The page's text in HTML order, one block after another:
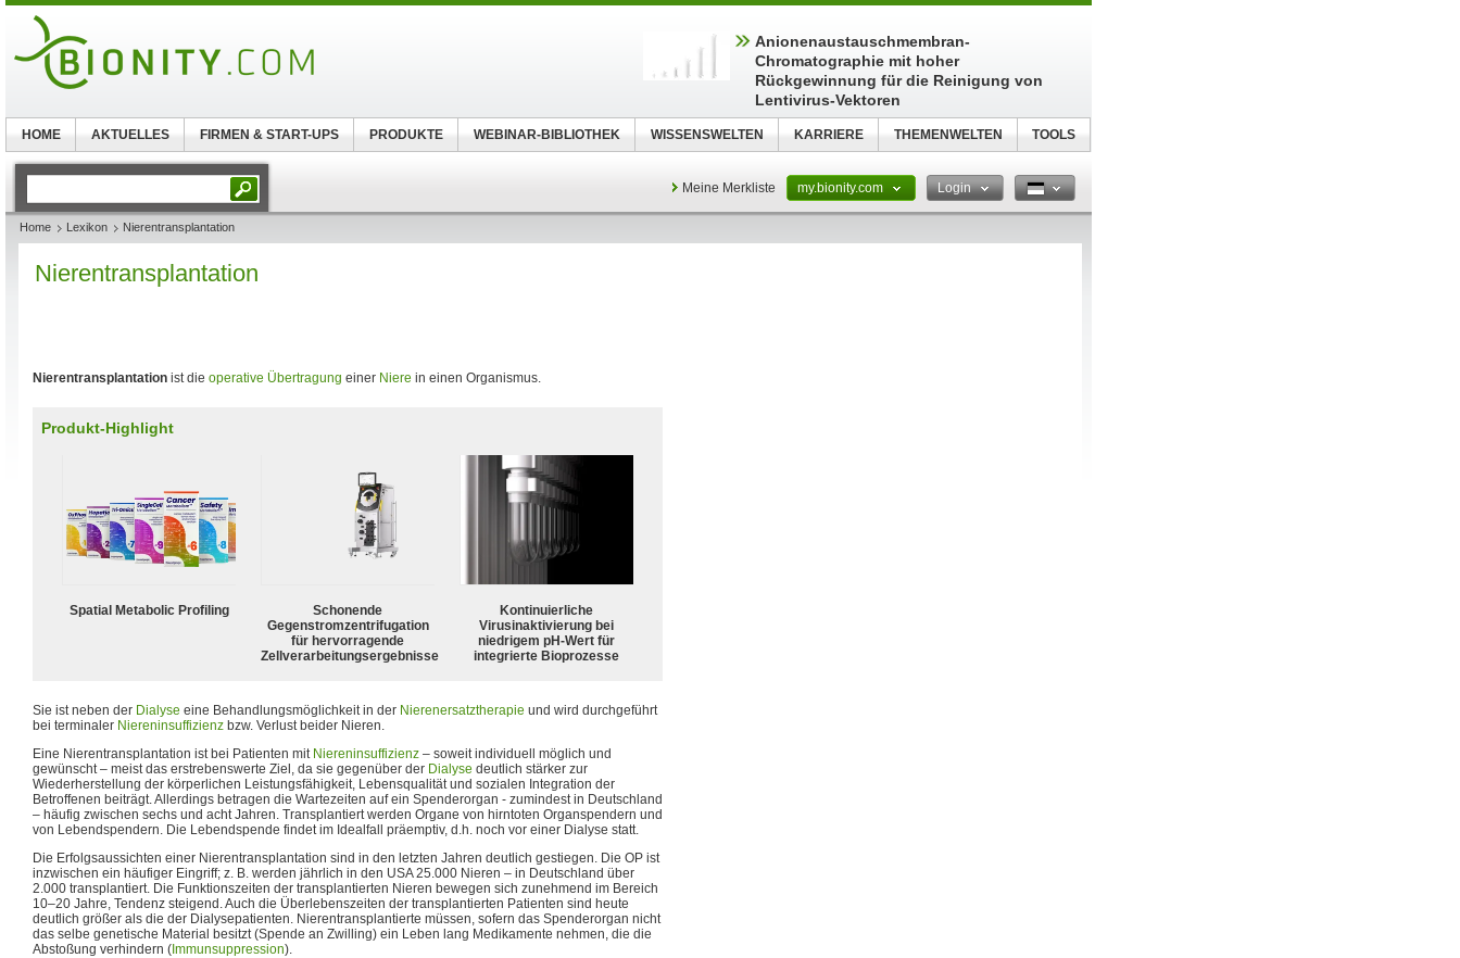
Meine Merkliste my.bionity.com Login
Home Lexikon Nierentransplantation
Nierentransplantation
Nierentransplantation ist die operative Übertragung einer Niere in einen Organismus.
Produkt-Highlight
Spatial Metabolic Profiling
Schonende
Gegenstromzentrifugation
für hervorragende
Zellverarbeitungsergebnisse
Kontinuierliche
Virusinaktivierung bei
niedrigem pH-Wert für
integrierte Bioprozesse
Sie ist neben der Dialyse eine Behandlungsmöglichkeit in der Nierenersatztherapie und wird durchgeführt
bei terminaler Niereninsuffizienz bzw. Verlust beider Nieren.
Eine Nierentransplantation ist bei Patienten mit Niereninsuffizienz – soweit individuell möglich und
gewünscht – meist das erstrebenswerte Ziel, da sie gegenüber der Dialyse deutlich stärker zur
Wiederherstellung der körperlichen Leistungsfähigkeit, Lebensqualität und sozialen Integration der
Betroffenen beiträgt. Allerdings betragen die Wartezeiten auf ein Spenderorgan - zumindest in Deutschland
– häufig zwischen sechs und acht Jahren. Transplantiert werden Organe von hirntoten Organspendern und
von Lebendspendern. Die Lebendspende findet im Idealfall präemptiv, d.h. noch vor einer Dialyse statt.
Die Erfolgsaussichten einer Nierentransplantation sind in den letzten Jahren deutlich gestiegen. Die OP ist
inzwischen ein häufiger Eingriff; z. B. werden jährlich in den USA 25.000 Nieren – in Deutschland über
2.000 transplantiert. Die Funktionszeiten der transplantierten Nieren bewegen sich zunehmend im Bereich
10–20 Jahre, Tendenz steigend. Auch die Überlebenszeiten der transplantierten Patienten sind heute
deutlich größer als die der Dialysepatienten. Nierentransplantierte müssen, sofern das Spenderorgan nicht
das selbe genetische Material besitzt (Spende an Zwilling) ein Leben lang Medikamente nehmen, die die
Abstoßung verhindern ( Immunsuppression).
Anionenaustauschmembran-
Chromatographie mit hoher
Rückgewinnung für die Reinigung von
Lentivirus-Vektoren
HOME AKTUELLES FIRMEN & START-UPS PRODUKTE WEBINAR-BIBLIOTHEK WISSENSWELTEN KARRIERE THEMENWELTEN TOOLS